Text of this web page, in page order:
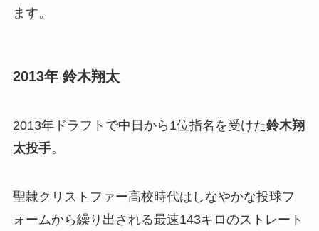
ます。
2013年 鈴木翔太
2013年ドラフトで中日から1位指名を受けた鈴木翔
太投手。
聖隷クリストファー高校時代はしなやかな投球フ
ォームから繰り出される最速143キロのストレート